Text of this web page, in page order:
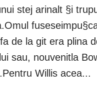
stej arinalt §i
de la git era plina
sau, nouvenitla
Willis acea...